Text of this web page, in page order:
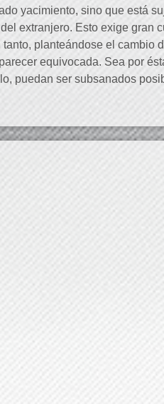
yacimiento, sino que está
extranjero. Esto exige gran
planteándose el cambio
equivocada. Sea por
puedan ser subsanados